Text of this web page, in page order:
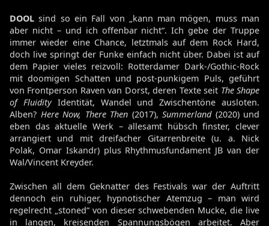
DOOL sind so ein Fall von „kann man mögen, muss man
aber nicht – und ich offenbar nicht“. Ich gebe der Truppe
immer wieder eine Chance, letztmals auf dem Rock Hard,
doch live springt der Funke einfach nicht über. Dabei ist auf
dem Papier vieles reizvoll: Rotterdamer Dark-/Gothic-Rock
mit doomigen Schatten und post-punkigem Puls, geführt
von Frontperson Raven van Dorst, deren Texte seit The Shape
of FluidityIdentität, Wandel und Zwischentöne ausloten.
Alben? Here Now, There Then (2017), Summerland(2020) und
eben das aktuelle Werk – allesamt hübsch finster, clever
arrangiert und mit dreifacher Gitarrenbreite (u. a. Nick
Polak, Omar Iskandr) plus Rhythmusfundament JB van der
Wal/Vincent Kreyder.
Zwischen all dem Geknatter des Festivals war der Auftritt
dennoch ein ruhiger, hypnotischer Atemzug – man wird
regelrecht „stoned“ von dieser schwebenden Mucke, die live
in langen, kreisenden Spannungsbögen arbeitet. Aber